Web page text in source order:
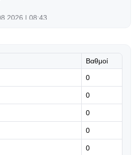
| 08:43
αρκετό... χρήμα!
| 08:18
πιο συμπαγή η άμυνα μας με
Καρσέδο...»
Βαθμοί
0
0
0
0
0